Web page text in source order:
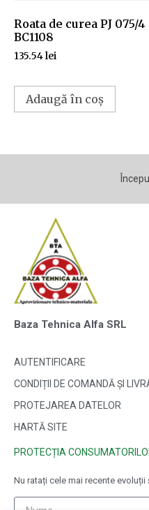
Roata de curea PJ 075/4
BC1108
135.54lei
Adaugă în coș
Baza Tehnica Alfa SRL
AUTENTIFICARE
CONDIȚII DE COMANDĂ ȘI
PROTEJAREA DATELOR
HARTĂ SITE
PROTECȚIA
Nu ratați cele mai recente evoluții